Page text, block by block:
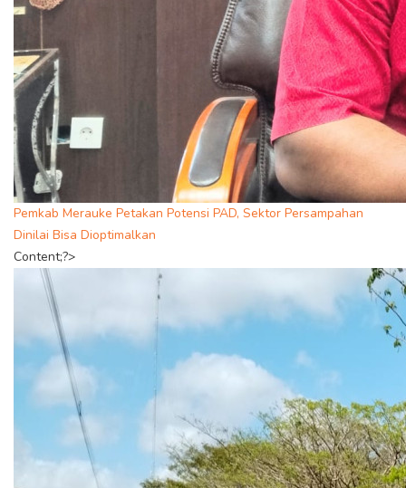
Pemkab Merauke Petakan Potensi PAD, Sektor Persampahan
Dinilai Bisa Dioptimalkan
Content;?>